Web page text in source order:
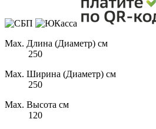
Max. Длина (Диаметр) см
250
Max. Ширина (Диаметр) см
250
Max. Высота см
120